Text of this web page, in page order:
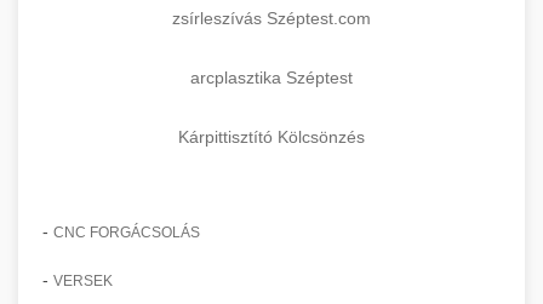
zsírleszívás Széptest.com
arcplasztika Széptest
Kárpittisztító Kölcsönzés
- CNC FORGÁCSOLÁS
- VERSEK